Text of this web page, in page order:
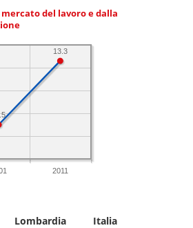
del lavoro e dalla
2011
13.3
Lombardia Italia